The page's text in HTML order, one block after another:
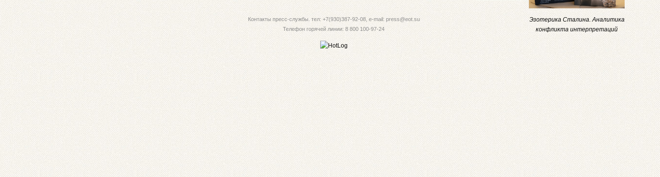
Контакты пресс-службы. тел: +7(930)387-92-08, e-mail: press@eot.su
Телефон горячей линии: 8 800 100-97-24
Эзотерика Сталина. Аналитика
конфликта интерпретаций